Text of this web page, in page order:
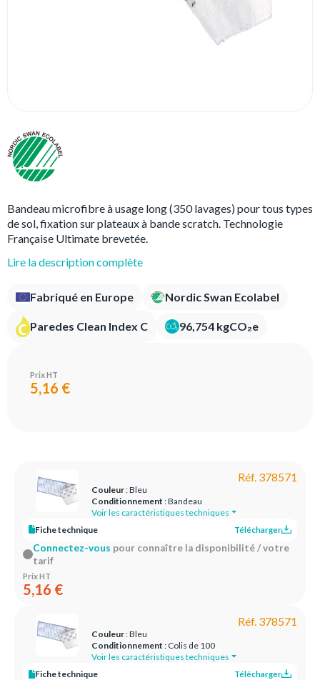
Bandeau microfibre à usage long (350 lavages) pour tous types
de sol, fixation sur plateaux à bande scratch. Technologie
Française Ultimate brevetée.
Lire la description complète
Fabriqué en Europe Nordic Swan Ecolabel
Paredes Clean Index C 96,754 kgCO₂e
Prix HT
5,16 €
Réf. 378571
Couleur: Bleu
Conditionnement : Bandeau
Voir les caractéristiques techniques
Fiche technique
Télécharger
Connectez-vous pour connaître la disponibilité / votre
tarif
Prix HT
5,16 €
Réf. 378571
Couleur: Bleu
Conditionnement : Colis de 100
Voir les caractéristiques techniques
Fiche technique
Télécharger